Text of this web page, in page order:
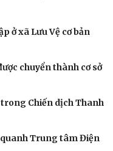
được khám